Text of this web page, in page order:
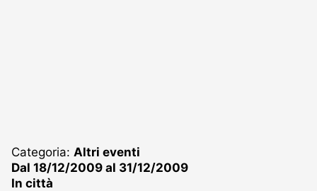
Categoria: Altri eventi
Dal 18/12/2009 al 31/12/2009
In città